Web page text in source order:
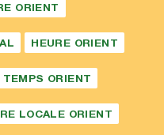
ORIENT
HEURE ORIENT
TEMPS ORIENT
LOCALE ORIENT